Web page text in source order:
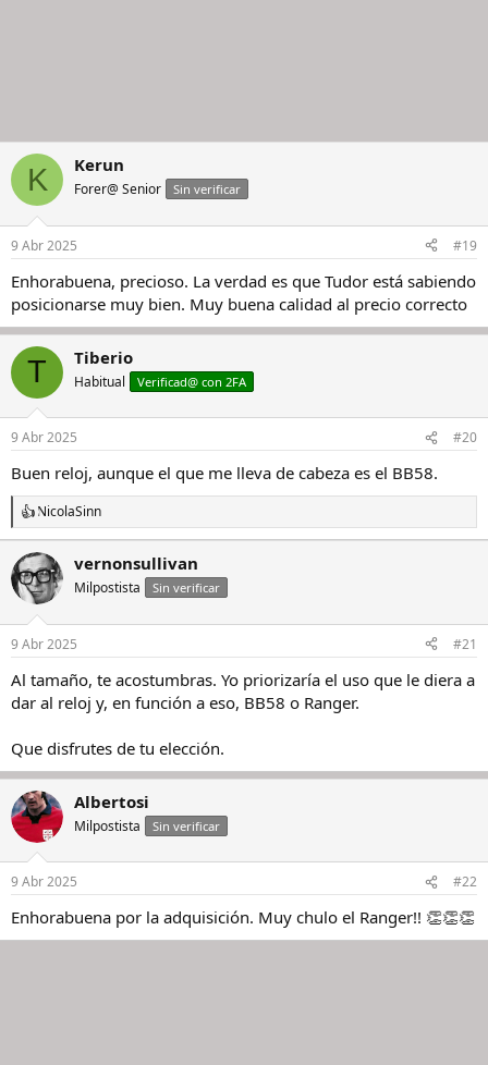
K Kerun
Forer@ Senior Sin verificar
9 Abr 2025 #19
Enhorabuena, precioso. La verdad es que Tudor está sabiendo
posicionarse muy bien. Muy buena calidad al precio correcto
T Tiberio
Habitual Verificad@ con 2FA
9 Abr 2025 #20
Buen reloj, aunque el que me lleva de cabeza es el BB58.
R
e
a
c
c
o
n
e
s
:
NicolaSinn
vernonsullivan
Milpostista Sin verificar
9 Abr 2025 #21
Al tamaño, te acostumbras. Yo priorizaría el uso que le diera a
dar al reloj y, en función a eso, BB58 o Ranger.
Que disfrutes de tu elección.
Albertosi
Milpostista Sin verificar
9 Abr 2025 #22
Enhorabuena por la adquisición. Muy chulo el Ranger!! 👏👏👏